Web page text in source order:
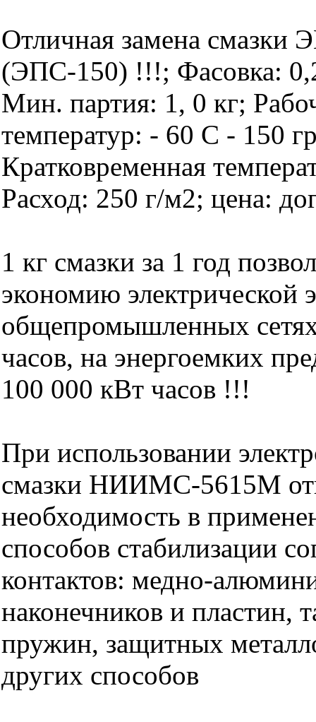
Отличная замена смазки
(ЭПС-150) !!!; Фасовка:
Мин. партия: 1, 0 кг;
температур: - 60 С - 150
Кратковременная
Расход: 250 г/м2; цена:
1 кг смазки за 1 год
экономию электрической
общепромышленных
часов, на энергоемких
100 000 кВт часов !!!
При использовании
смазки НИИМС-5615М
необходимость в
способов стабилизации
контактов: медно-
наконечников и пластин,
пружин, защитных
других способов